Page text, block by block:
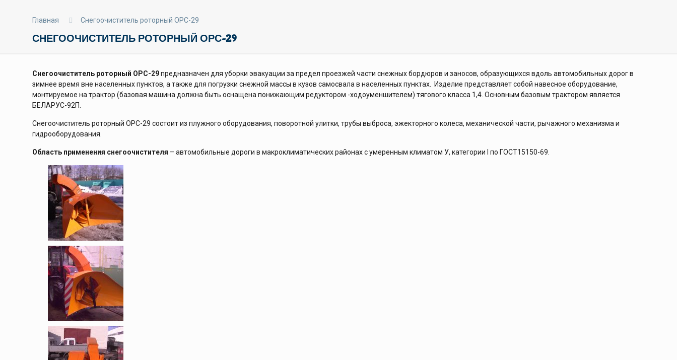
Главная Снегоочиститель роторный ОРС-29
СНЕГООЧИСТИТЕЛЬ РОТОРНЫЙ ОРС-29
Снегоочиститель роторный ОРС-29предназначен для уборки эвакуации за предел проезжей части снежных бордюров и заносов, образующихся вдоль автомобильных дорог в
зимнее время вне населенных пунктов, а также для погрузки снежной массы в кузов самосвала в населенных пунктах. Изделие представляет собой навесное оборудование,
монтируемое на трактор (базовая машина должна быть оснащена понижающим редуктором -ходоуменшителем) тягового класса 1,4. Основным базовым трактором является
БЕЛАРУС-92П.
Снегоочиститель роторный ОРС-29 состоит из плужного оборудования, поворотной улитки, трубы выброса, эжекторного колеса, механической части, рычажного механизма и
гидрооборудования.
Область применения снегоочистителя – автомобильные дороги в макроклиматических районах с умеренным климатом У, категории I по ГОСТ15150-69.